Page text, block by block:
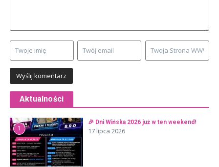
Aktualności
1
🎉 Dni Wińska 2026 już w ten weekend!
17 lipca 2026